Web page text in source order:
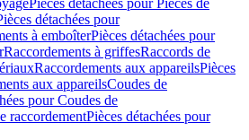
Pièces détachées pour Pièces de
détachées pour
à emboîterPièces détachées pour
Raccordements à griffesRaccords de
Raccordements aux appareilsPièces
aux appareilsCoudes de
pour Coudes de
raccordementPièces détachées pour